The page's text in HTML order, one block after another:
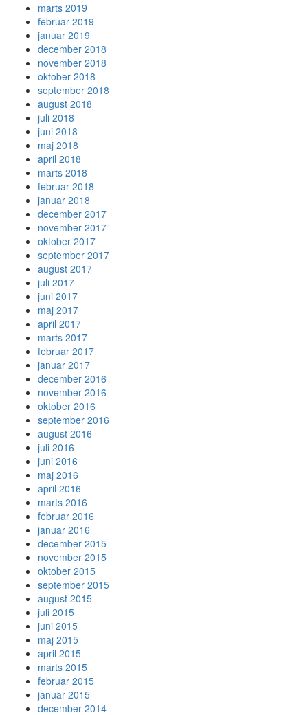
marts 2019
februar 2019
januar 2019
december 2018
november 2018
oktober 2018
september 2018
august 2018
juli 2018
juni 2018
maj 2018
april 2018
marts 2018
februar 2018
januar 2018
december 2017
november 2017
oktober 2017
september 2017
august 2017
juli 2017
juni 2017
maj 2017
april 2017
marts 2017
februar 2017
januar 2017
december 2016
november 2016
oktober 2016
september 2016
august 2016
juli 2016
juni 2016
maj 2016
april 2016
marts 2016
februar 2016
januar 2016
december 2015
november 2015
oktober 2015
september 2015
august 2015
juli 2015
juni 2015
maj 2015
april 2015
marts 2015
februar 2015
januar 2015
december 2014